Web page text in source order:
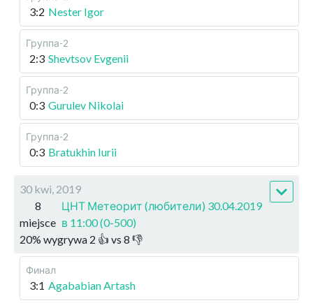
3:2 Nester Igor
Группа-2
2:3 Shevtsov Evgenii
Группа-2
0:3 Gurulev Nikolai
Группа-2
0:3 Bratukhin Iurii
30 kwi, 2019
8
miejsce
ЦНТ Метеорит (любители) 30.04.2019
в 11:00 (0-500)
20% wygrywa 2 👍 vs 8 👎
Финал
3:1 Agababian Artash